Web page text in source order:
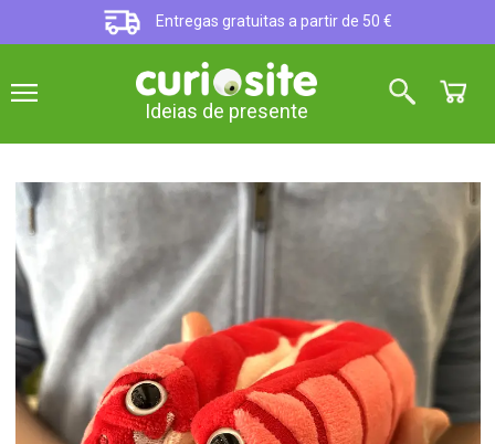
Entregas gratuitas a partir de 50 €
Ideias de presente